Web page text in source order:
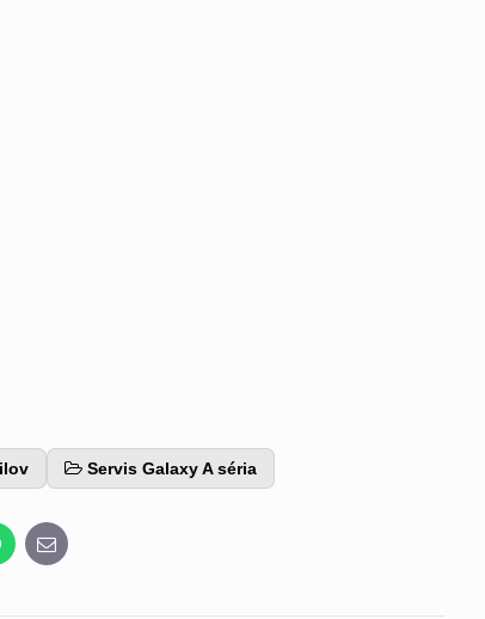
Servis Galaxy A séria
E-
mail